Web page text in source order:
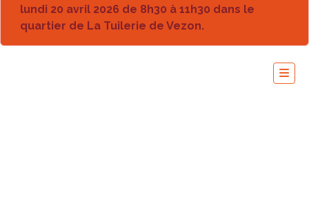
lundi 20 avril 2026 de 8h30 à 11h30 dans le
quartier de La Tuilerie de Vezon.